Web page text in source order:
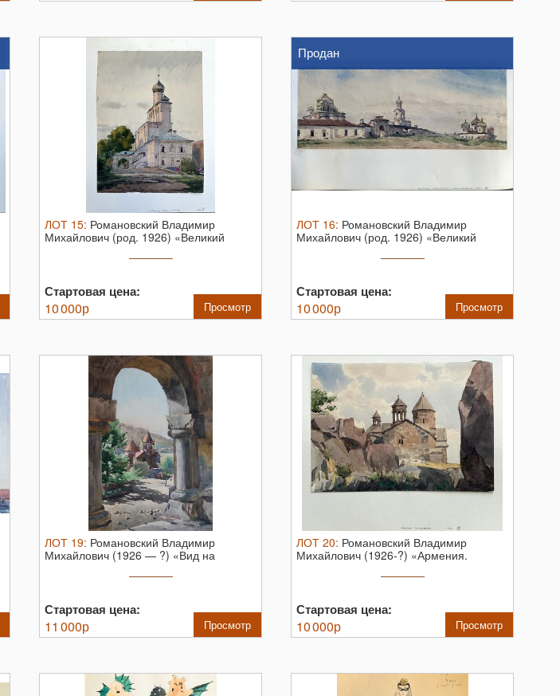
ЛОТ 15: Романовский Владимир
Михайлович (род. 1926) «Великий
Стартовая цена:
10 000р Просмотр
Продан
ЛОТ 16: Романовский Владимир
Михайлович (род. 1926) «Великий
Стартовая цена:
10 000р Просмотр
ЛОТ 19: Романовский Владимир
Михайлович (1926 — ?) «Вид на
Стартовая цена:
11 000р Просмотр
ЛОТ 20: Романовский Владимир
Михайлович (1926-?) «Армения.
Стартовая цена:
10 000р Просмотр